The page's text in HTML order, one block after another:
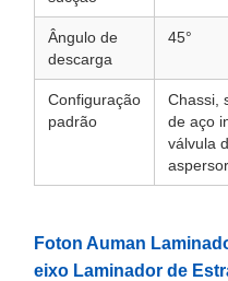
Ângulo de
descarga
45°
Configuração
padrão
Chassi,
de aço
válvula
Foton Auman
eixo Laminador de